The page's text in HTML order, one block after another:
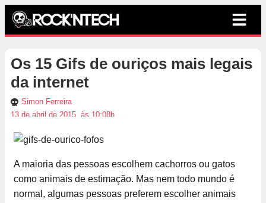
Os 15 Gifs de ouriços mais legais
da internet
Simon Ferreira
13 de abril de 2015, às 10:08h
A maioria das pessoas escolhem cachorros ou gatos
como animais de estimação. Mas nem todo mundo é
normal, algumas pessoas preferem escolher animais